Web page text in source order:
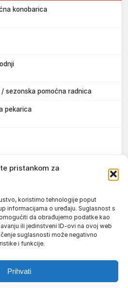
pristankom za
koristimo tehnologije poput
informacijama o uređaju. Suglasnost s
da obrađujemo podatke kao
ili jedinstveni ID-ovi na ovoj web
suglasnosti može negativno
i funkcije.
Prihvati
konobarica
sezonska pomoćna radnica
pekarica
starijih i nemoćnih osoba